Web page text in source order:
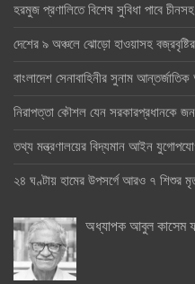
হরমুজ প্রণালিতে বিশেষ সুবিধা পাবে
দেশের ৯ অঞ্চলে ঝোড়ো হাওয়াসহ
বাংলাদেশ সেনাবাহিনীর সুনাম আন্তর্জাতিক
নিরাপত্তা কৌশল যেন সরকারপ্রধানকে
তথ্য মন্ত্রণালয়ের বিদ্যমান আইন
২৪ ঘণ্টায় হামের উপসর্গে আরও ৭ শিশুর
অধ্যাপক আবুল কাসেম